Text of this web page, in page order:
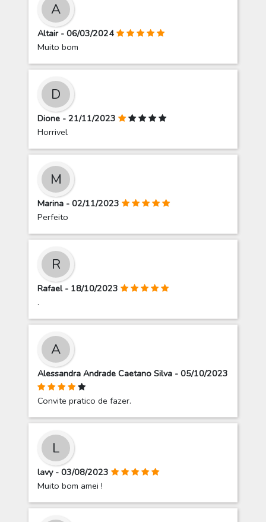
A
Altair - 06/03/2024
Muito bom
D
Dione - 21/11/2023
Horrivel
M
Marina - 02/11/2023
Perfeito
R
Rafael - 18/10/2023
.
A
Alessandra Andrade Caetano Silva - 05/10/2023
Convite pratico de fazer.
L
lavy - 03/08/2023
Muito bom amei !